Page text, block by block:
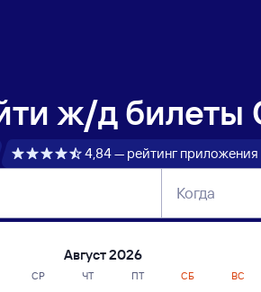
ж/д билеты
4,84 — рейтинг приложения
Когда
Август 2026
СР ЧТ ПТ СБ ВС